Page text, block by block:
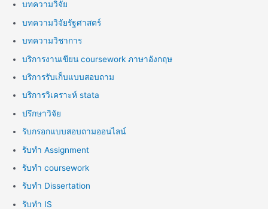
บทความวิจัย
บทความวิจัยรัฐศาสตร์
บทความวิชาการ
บริการงานเขียน coursework ภาษาอังกฤษ
บริการรับเก็บแบบสอบถาม
บริการวิเคราะห์ stata
ปรึกษาวิจัย
รับกรอกแบบสอบถามออนไลน์
รับทำ Assignment
รับทำ coursework
รับทำ Dissertation
รับทำ IS